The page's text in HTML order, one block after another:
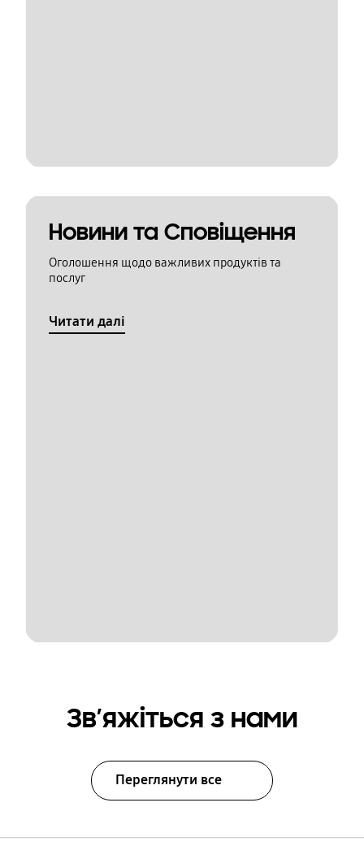
Новини та Сповіщення
Оголошення щодо важливих продуктів та
послуг
Читати далі
Зв’яжіться з нами
Переглянути все